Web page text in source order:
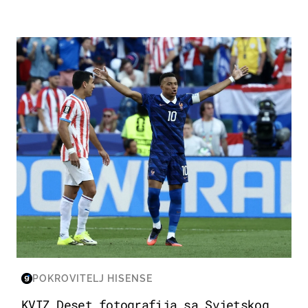
SVJETSKO PRVENSTVO 2026
POKROVITELJ HISENSE